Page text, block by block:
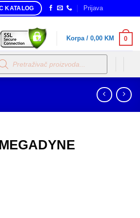
KATALOG Prijava
Korpa / 0,00 KM 0